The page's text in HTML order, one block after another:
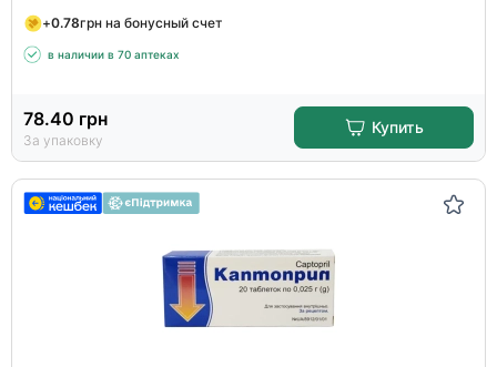
+0.78грн на бонусный счет
в наличии в 70 аптеках
78.40 грн
За упаковку
Купить